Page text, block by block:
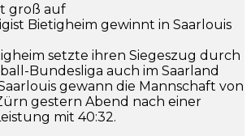
groß auf
Bietigheim gewinnt in Saarlouis
setzte ihren Siegeszug durch
Bundesliga auch im Saarland
gewann die Mannschaft von
gestern Abend nach einer
mit 40:32.